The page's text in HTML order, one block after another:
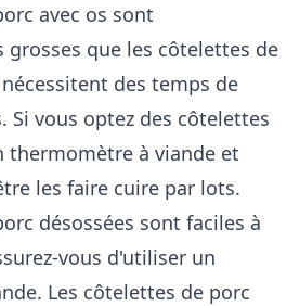
avec os sont
grosses que les côtelettes de
des temps de
Si vous optez des côtelettes
thermomètre à viande et
les faire cuire par lots.
désossées sont faciles à
vous d'utiliser un
Les côtelettes de porc